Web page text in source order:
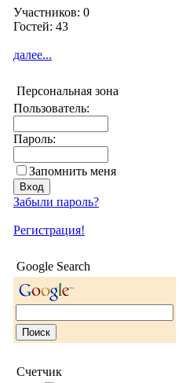
Участников: 0
Гостей: 43
далее...
Персональная зона
Пользователь:
Пароль:
Запомнить меня
Забыли пароль?
Регистрация!
Google Search
Счетчик